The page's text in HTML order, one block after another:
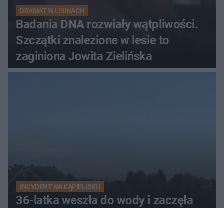
DRAMAT W LISINACH
Badania DNA rozwiały wątpliwości.
Szczątki znalezione w lesie to
zaginiona Jowita Zielińska
INCYDENT NA KĄPIELISKU
36-latka weszła do wody i zaczęła